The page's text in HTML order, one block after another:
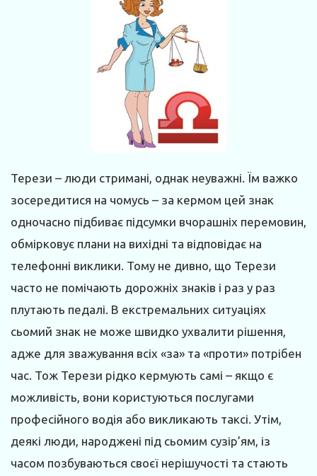
Терези – люди стримані, однак неуважні. Їм важко
зосередитися на чомусь – за кермом цей знак
одночасно підбиває підсумки вчорашніх перемовин,
обмірковує плани на вихідні та відповідає на
телефонні виклики. Тому не дивно, що Терези
часто не помічають дорожніх знаків і раз у раз
плутають педалі. В екстремальних ситуаціях
сьомий знак не може швидко ухвалити рішення,
адже для зважування всіх «за» та «проти» потрібен
час. Тож Терези рідко кермують самі – якщо є
можливість, вони користуються послугами
професійного водія або викликають таксі. Утім,
деякі люди, народжені під сьомим сузір’ям, із
часом позбуваються своєї нерішучості та стають